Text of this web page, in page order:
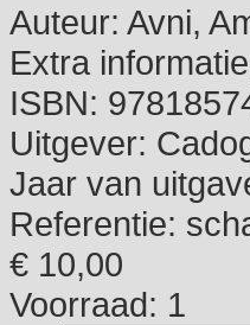
Auteur: Avni,
Extra
ISBN:
Uitgever:
Jaar van
Referentie:
€ 10,00
Voorraad: 1